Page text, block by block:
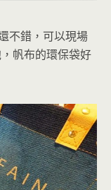
不錯，可以現場
，帆布的環保袋好